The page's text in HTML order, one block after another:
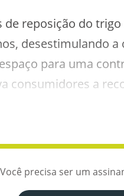
de reposição do
desestimulando
para uma
consumidores a
Você precisa ser um